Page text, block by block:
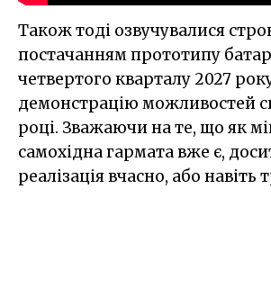
Також тоді озвучувалися
постачанням прототипу
четвертого кварталу 2027
демонстрацію можливостей
році. Зважаючи на те, що як
самохідна гармата вже є,
реалізація вчасно, або навіть